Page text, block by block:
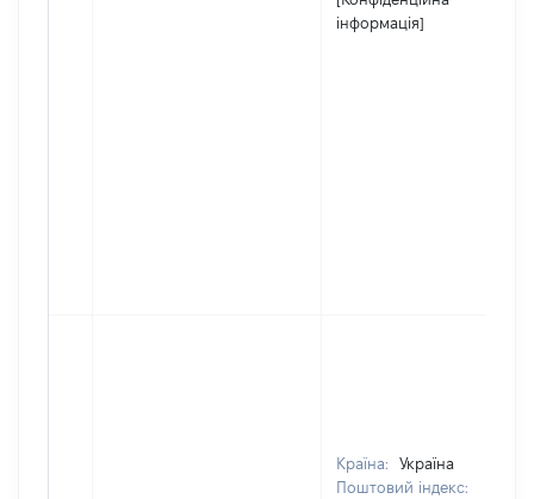
інформація]
Країна:
Україна
Поштовий індекс: